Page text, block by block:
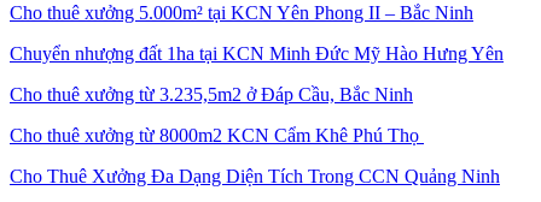
Cho thuê xưởng 5.000m² tại KCN Yên Phong II – Bắc Ninh
Chuyển nhượng đất 1ha tại KCN Minh Đức Mỹ Hào Hưng Yên
Cho thuê xưởng từ 3.235,5m2 ở Đáp Cầu, Bắc Ninh
Cho thuê xưởng từ 8000m2 KCN Cẩm Khê Phú Thọ
Cho Thuê Xưởng Đa Dạng Diện Tích Trong CCN Quảng Ninh